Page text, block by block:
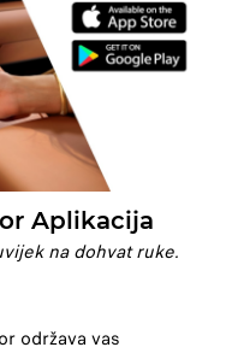
Aplikacija
na dohvat ruke.
održava vas